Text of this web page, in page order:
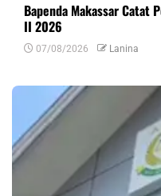
Bapenda Makassar Catat
II 2026
07/08/2026 Lanina